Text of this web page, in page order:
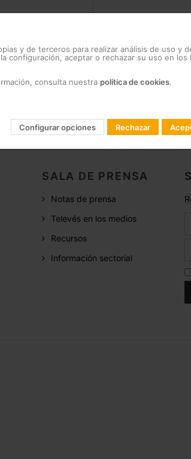
SALA DE PRENSA
Notas de prensa
Televés en los medios
Recursos
Información sectorial
y de terceros para realizar análisis de uso y
configuración, aceptar o rechazar su uso en
consulta nuestra política de cookies.
Configurar opciones Rechazar